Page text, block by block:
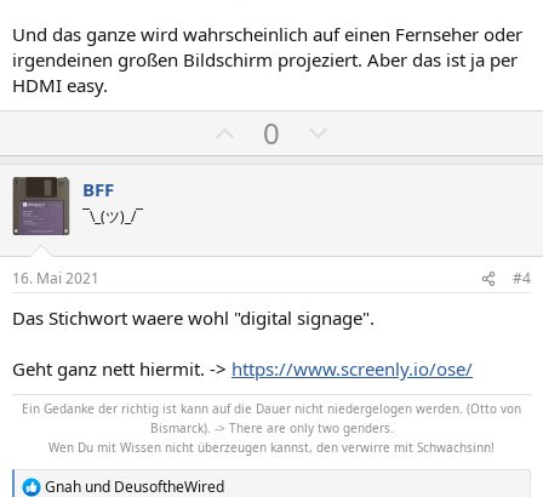
i
m
e
i
m
e
Und das ganze wird wahrscheinlich auf einen Fernseher oder
irgendeinen großen Bildschirm projeziert. Aber das ist ja per
HDMI easy.
o
t
v
e
S
t
i
m
m
0
e
t
v
e
S
t
i
m
m
BFF
¯\_(ツ)_/¯
16. Mai 2021 #4
Das Stichwort waere wohl "digital signage".
Geht ganz nett hiermit. -> https://www.screenly.io/ose/
Ein Gedanke der richtig ist kann auf die Dauer nicht niedergelogen werden. (Otto von
Bismarck). -> There are only two genders.
Wen Du mit Wissen nicht überzeugen kannst, den verwirre mit Schwachsinn!
Gnah und DeusoftheWired